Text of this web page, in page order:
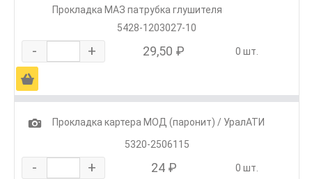
Прокладка МАЗ патрубка глушителя
5428-1203027-10
- + 29,50 ₽ 0 шт.
Ä
1
Прокладка картера МОД (паронит) / УралАТИ
5320-2506115
- + 24 ₽ 0 шт.